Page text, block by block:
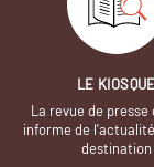
LE
La revue de presse
informe de
destination